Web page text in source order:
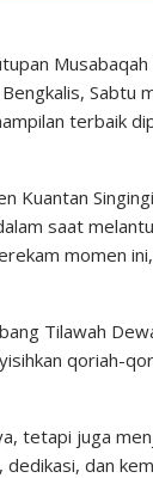
Sabtu
terbaik
Kuantan
saat
momen
Tilawah
qoriah-
tetapi juga
dan